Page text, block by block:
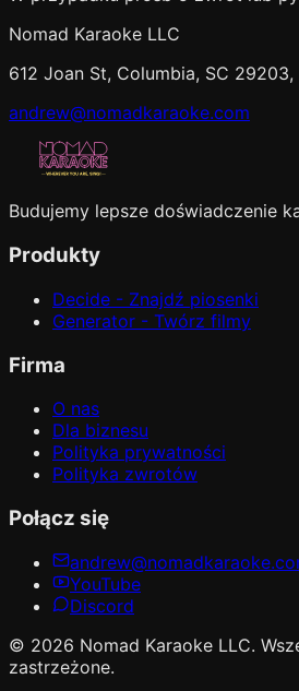
Nomad Karaoke LLC
612 Joan St, Columbia, SC
andrew@nomadkaraoke.com
Budujemy lepsze doświadczenie
Produkty
Decide - Znajdź piosenki
Generator - Twórz filmy
Firma
O nas
Dla biznesu
Polityka prywatności
Polityka zwrotów
Połącz się
YouTube
Discord
© 2026 Nomad Karaoke LLC.
zastrzeżone.